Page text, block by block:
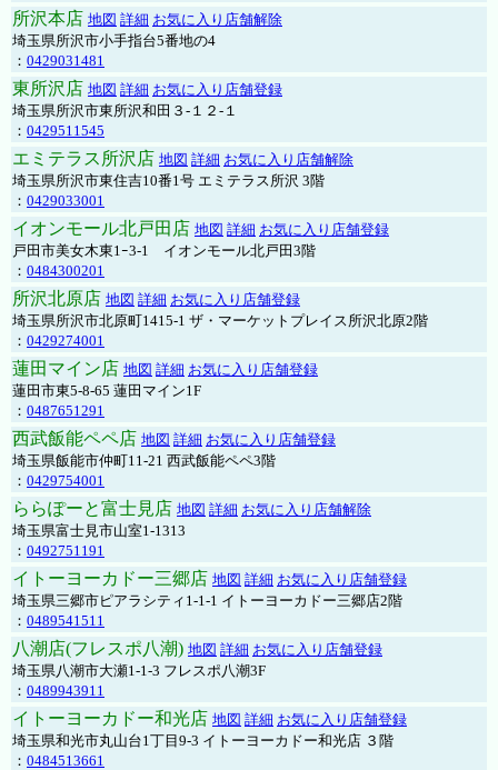
所沢本店 地図 詳細 お気に入り店舗解除
埼玉県所沢市小手指台5番地の4
： 0429031481
東所沢店 地図 詳細 お気に入り店舗登録
埼玉県所沢市東所沢和田３-１２-１
： 0429511545
エミテラス所沢店 地図 詳細 お気に入り店舗解除
埼玉県所沢市東住吉10番1号 エミテラス所沢 3階
： 0429033001
イオンモール北戸田店 地図 詳細 お気に入り店舗登録
戸田市美女木東1ｰ3‐1 イオンモール北戸田3階
： 0484300201
所沢北原店 地図 詳細 お気に入り店舗登録
埼玉県所沢市北原町1415-1 ザ・マーケットプレイス所沢北原2階
： 0429274001
蓮田マイン店 地図 詳細 お気に入り店舗登録
蓮田市東5-8-65 蓮田マイン1F
： 0487651291
西武飯能ペペ店 地図 詳細 お気に入り店舗登録
埼玉県飯能市仲町11-21 西武飯能ペペ3階
： 0429754001
ららぽーと富士見店 地図 詳細 お気に入り店舗解除
埼玉県富士見市山室1-1313
： 0492751191
イトーヨーカドー三郷店 地図 詳細 お気に入り店舗登録
埼玉県三郷市ピアラシティ1-1-1 イトーヨーカドー三郷店2階
： 0489541511
八潮店(フレスポ八潮) 地図 詳細 お気に入り店舗登録
埼玉県八潮市大瀬1-1-3 フレスポ八潮3F
： 0489943911
イトーヨーカドー和光店 地図 詳細 お気に入り店舗登録
埼玉県和光市丸山台1丁目9-3 イトーヨーカドー和光店 ３階
： 0484513661